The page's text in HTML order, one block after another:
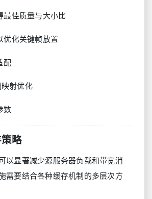
最佳质量与大小比
优化关键帧放置
配
映射优化
数
略
以显著减少源服务器负载和带宽消
需要结合各种缓存机制的多层次方